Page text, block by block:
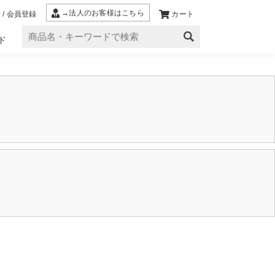
/ 会員登録 →法人のお客様はこちら カート